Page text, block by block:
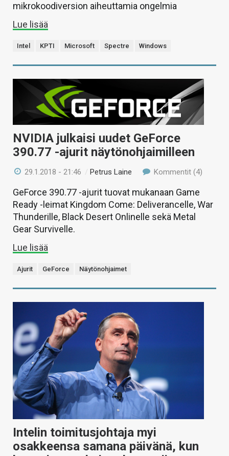
mikrokoodiversion aiheuttamia ongelmia
Lue lisää
Intel KPTI Microsoft Spectre Windows
NVIDIA julkaisi uudet GeForce
390.77 -ajurit näytönohjaimilleen
29.1.2018 - 21:46 /Petrus Laine Kommentit (4)
GeForce 390.77 -ajurit tuovat mukanaan Game
Ready -leimat Kingdom Come: Deliverancelle, War
Thunderille, Black Desert Onlinelle sekä Metal
Gear Survivelle.
Lue lisää
Ajurit GeForce Näytönohjaimet
Intelin toimitusjohtaja myi
osakkeensa samana päivänä, kun